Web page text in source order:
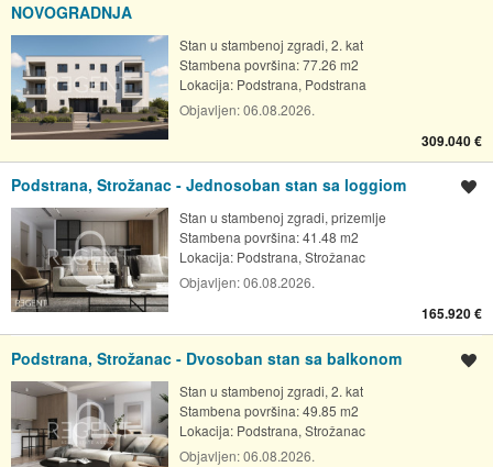
NOVOGRADNJA
Stan u stambenoj zgradi, 2. kat
Stambena površina: 77.26 m2
Lokacija: Podstrana, Podstrana
Objavljen:06.08.2026.
309.040 €
Podstrana, Strožanac - Jednosoban stan sa loggiom
Stan u stambenoj zgradi, prizemlje
Stambena površina: 41.48 m2
Lokacija: Podstrana, Strožanac
Objavljen:06.08.2026.
165.920 €
Podstrana, Strožanac - Dvosoban stan sa balkonom
Stan u stambenoj zgradi, 2. kat
Stambena površina: 49.85 m2
Lokacija: Podstrana, Strožanac
Objavljen:06.08.2026.